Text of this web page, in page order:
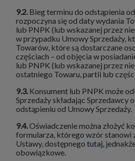
9.2. Bieg terminu do odstąpienia
rozpoczyna się od daty wydania
lub PNPK (lub wskazanej przez
w przypadku Umowy Sprzedaży,
Towarów, które są dostarczane
częściach – od objęcia w
lub PNPK (lub wskazanej przez
ostatniego Towaru, partii lub
9.3. Konsument lub PNPK może
Sprzedaży składając Sprzedawcy
odstąpieniu od Umowy Sprzedaży.
9.4.Oświadczenie można złożyć
formularza, którego wzór stanowi
Ustawy, dostępnego tutaj,
obowiązkowe.